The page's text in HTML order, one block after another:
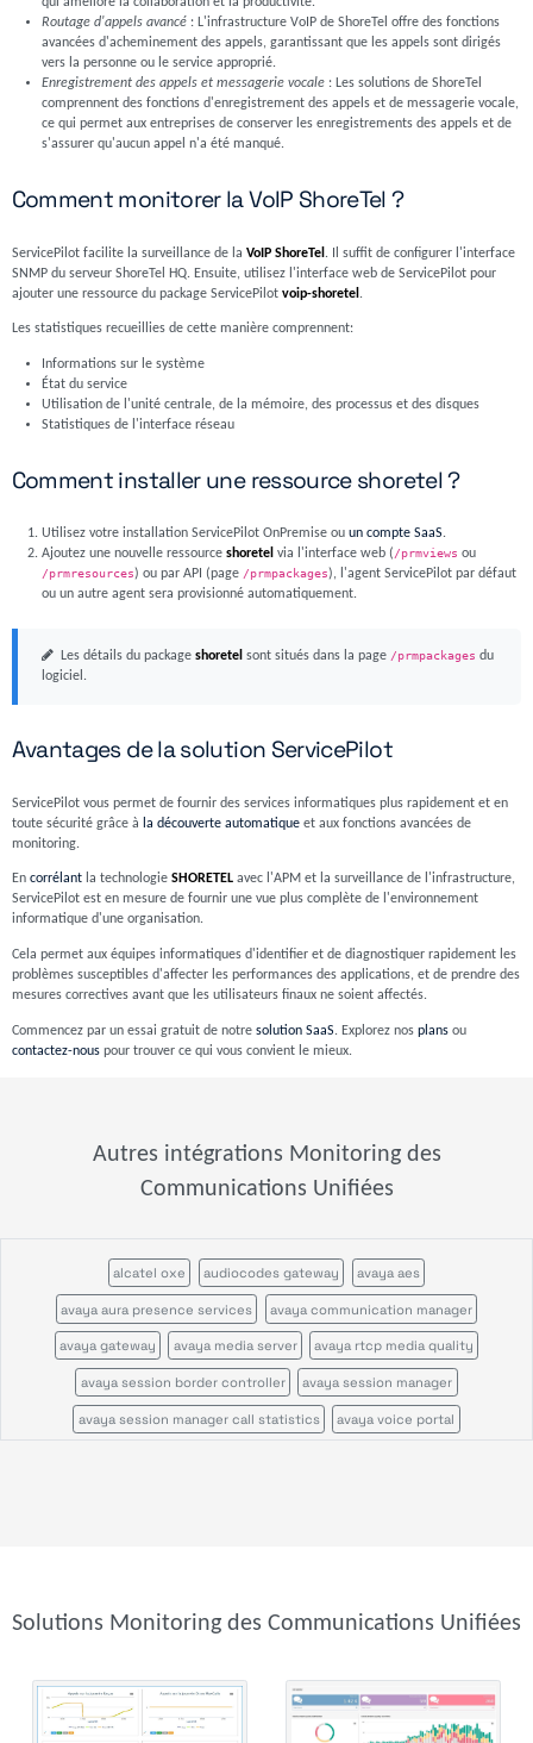
qui améliore la collaboration et la productivité.
Routage d'appels avancé : L'infrastructure VoIP de ShoreTel offre des fonctions
avancées d'acheminement des appels, garantissant que les appels sont dirigés
vers la personne ou le service approprié.
Enregistrement des appels et messagerie vocale : Les solutions de ShoreTel
comprennent des fonctions d'enregistrement des appels et de messagerie vocale,
ce qui permet aux entreprises de conserver les enregistrements des appels et de
s'assurer qu'aucun appel n'a été manqué.
Comment monitorer la VoIP ShoreTel ?
ServicePilot facilite la surveillance de la VoIP ShoreTel . Il suffit de configurer l'interface
SNMP du serveur ShoreTel HQ. Ensuite, utilisez l'interface web de ServicePilot pour
ajouter une ressource du package ServicePilot voip-shoretel .
Les statistiques recueillies de cette manière comprennent:
Informations sur le système
État du service
Utilisation de l'unité centrale, de la mémoire, des processus et des disques
Statistiques de l'interface réseau
Comment installer une ressource shoretel ?
Utilisez votre installation ServicePilot OnPremise ouun compte SaaS.
Ajoutez une nouvelle ressourceshoretel via l'interface web (/prmviews ou
/prmresources) ou par API (page/prmpackages), l'agent ServicePilot par défaut
ou un autre agent sera provisionné automatiquement.
Les détails du package shoretelsont situés dans la page /prmpackages du
logiciel.
Avantages de la solution ServicePilot
ServicePilot vous permet de fournir des services informatiques plus rapidement et en
toute sécurité grâce à la découverte automatiqueet aux fonctions avancées de
monitoring.
En corrélantla technologie SHORETELavec l'APM et la surveillance de l'infrastructure,
ServicePilot est en mesure de fournir une vue plus complète de l'environnement
informatique d'une organisation.
Cela permet aux équipes informatiques d'identifier et de diagnostiquer rapidement les
problèmes susceptibles d'affecter les performances des applications, et de prendre des
mesures correctives avant que les utilisateurs finaux ne soient affectés.
Commencez par un essai gratuit de notre solution SaaS. Explorez nos plansou
contactez-nouspour trouver ce qui vous convient le mieux.
Autres intégrations Monitoring des
Communications Unifiées
alcatel oxe audiocodes gateway avaya aes
avaya aura presence services avaya communication manager
avaya gateway avaya media server avaya rtcp media quality
avaya session border controller avaya session manager
avaya session manager call statistics avaya voice portal
cisco gateway
cisco usp cisco vcs cisco voice gateway stats cisco voice peers
Solutions Monitoring des Communications Unifiées